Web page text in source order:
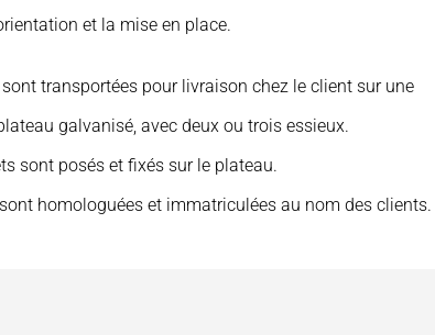
et la mise en place.
transportées pour livraison chez le client sur une
galvanisé, avec deux ou trois essieux.
sont posés et fixés sur le plateau.
homologuées et immatriculées au nom des clients.